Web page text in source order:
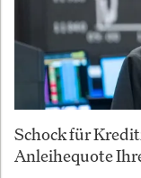
Schock für
Anleihequote